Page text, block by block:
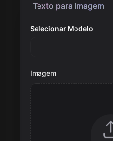
Texto para Imagem
Selecionar Modelo
Imagem